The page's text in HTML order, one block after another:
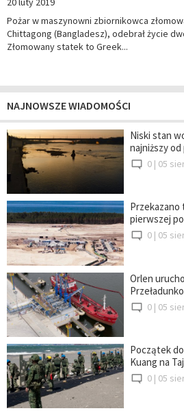
Pożar w maszynowni zbiornikowca
Chittagong (Bangladesz), odebrał życie
Złomowany statek to Greek...
NAJNOWSZE WIADOMOŚCI
Niski stan
najniższy od
0 | 05
pierwszej
0 | 05
Orlen
0 | 05
Początek
Kuang na
0 | 05